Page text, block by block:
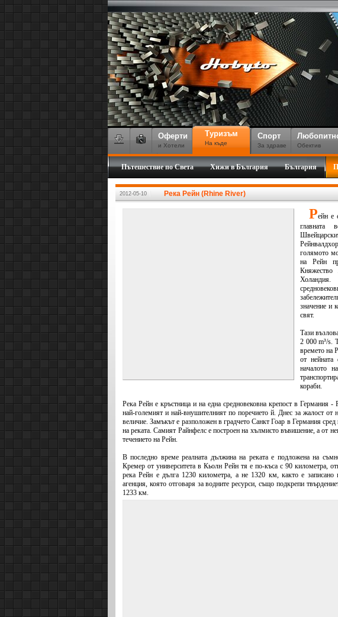
Оферти
и Хотели
Туризъм
На къде
Спорт
За здраве Обектив
Пътешествие по Света Хижи в България България
2012-05-10 Река Рейн (Rhine River)
Рейн е
главната
голямото
на Рейн
значение и
свят.
Тази
2 000 m³/s.
времето на
от нейната
началото
кораби.
Река Рейн е кръстница и на една средновековна крепост в Германия
най-големият и най-внушителният по поречието й. Днес за жалост от
величие. Замъкът е разположен в градчето Санкт Гоар в Германия сред
на реката. Самият Райнфелс е построен на хълмисто въвишение, а от
течението на Рейн.
В последно време реалната дължина на реката е подложена на
Кремер от университета в Кьолн Рейн тя е по-къса с 90 километра,
река Рейн е дълга 1230 километра, а не 1320 км, както е записано
агенция, която отговаря за водните ресурси, също подкрепи
1233 км.